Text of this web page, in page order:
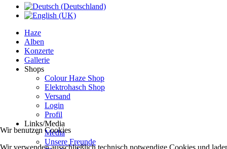
Haze
Alben
Konzerte
Gallerie
Shops
Colour Haze Shop
Elektrohasch Shop
Versand
Login
Profil
Links/Media
Media
Unsere Freunde
Wir benutzen Cookies
Wir verwenden ausschließlich technisch notwendige Cookies und